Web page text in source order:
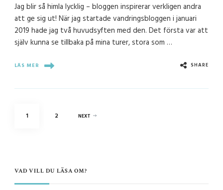
Jag blir så himla lycklig – bloggen inspirerar verkligen andra
att ge sig ut! När jag startade vandringsbloggen i januari
2019 hade jag två huvudsyften med den. Det första var att
själv kunna se tillbaka på mina turer, stora som …
LÄS MER SHARE
Sidnumrering
PAGE
1 PAGE
2 NEXT
VAD VILL DU LÄSA OM?